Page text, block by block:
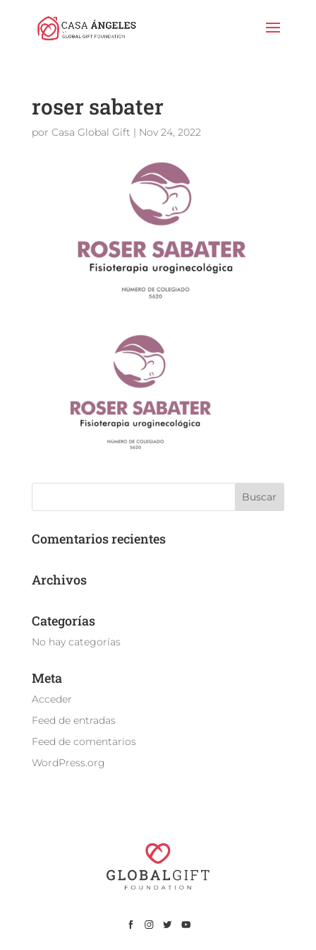
roser sabater
por Casa Global Gift | Nov 24, 2022
Comentarios recientes
Archivos
Categorías
No hay categorías
Meta
Acceder
Feed de entradas
Feed de comentarios
WordPress.org